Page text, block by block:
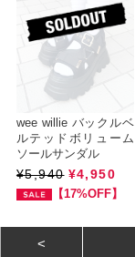
wee willie バックルベ
ルテッドボリューム
ソールサンダル
¥5,940 ¥4,950
【17%OFF】
<